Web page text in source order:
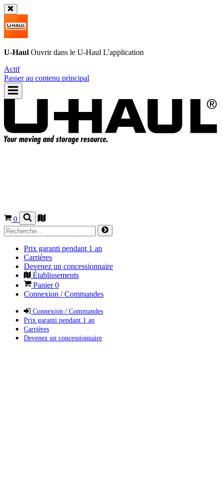
U-Haul Ouvrir dans le U-Haul L'application
Actif
Passer au contenu principal
0
Prix garanti pendant 1 an
Carrières
Devenez un concessionnaire
Établissements
Panier0
Connexion / Commandes
Connexion / Commandes
Prix garanti pendant 1 an
Carrières
Devenez un concessionnaire